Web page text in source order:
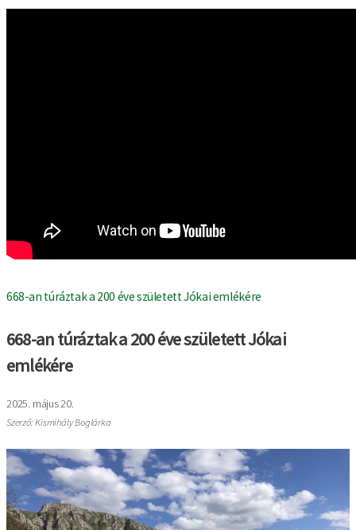
668-an túráztak a 200 éve született Jókai emlékére
668-an túráztak a 200 éve született Jókai
emlékére
2025. május 20.
Szerző: Kismihály Boglárka
Image